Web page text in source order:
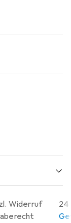
Widerruf
24